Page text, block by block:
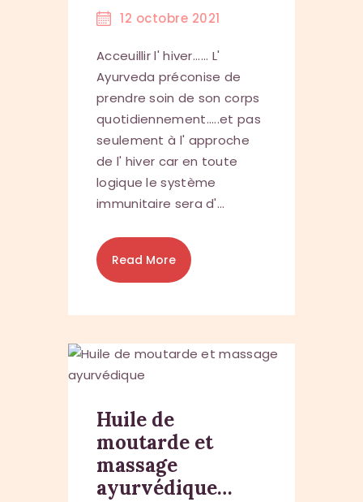
12 octobre 2021
Acceuillir l' hiver...... L'
Ayurveda préconise de
prendre soin de son corps
quotidiennement.....et pas
seulement à l' approche
de l' hiver car en toute
logique le système
immunitaire sera d'…
Read More
Huile de
moutarde et
massage
ayurvédique…